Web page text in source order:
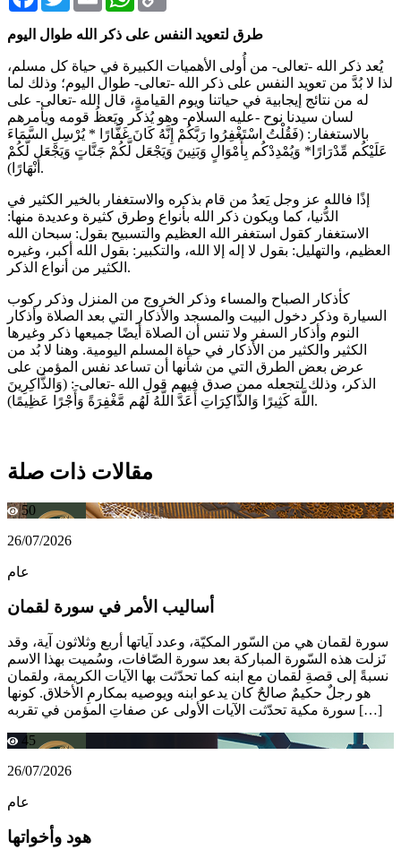
طرق لتعويد النفس على ذكر الله طوال اليوم
يُعد ذكر الله -تعالى- من أُولى الأهميات الكبيرة في حياة كل مسلم،
لذا لا بُدَّ من تعويد النفس على ذكر الله -تعالى- طوال اليوم؛ وذلك لما
له من نتائج إيجابية في حياتنا ويوم القيامة، قال الله -تعالى- على
لسان سيدنا نوح -عليه السلام- وهو يُذكِّر ويَعظُ قومه ويأمرهم
بالاستغفار: (فَقُلْتُ اسْتَغْفِرُوا رَبَّكُمْ إِنَّهُ كَانَ غَفَّارًا * يُرْسِلِ السَّمَاءَ
عَلَيْكُم مِّدْرَارًا* وَيُمْدِدْكُم بِأَمْوَالٍ وَبَنِينَ وَيَجْعَل لَّكُمْ جَنَّاتٍ وَيَجْعَل لَّكُمْ
أَنْهَارًا).
إذًا فالله عز وجل يَعدُ من قام بذكره والاستغفار بالخير الكثير في
الدُّنيا، كما ويكون ذكر الله بأنواع وطرق كثيرة وعديدة منها:
الاستغفار كقول استغفر الله العظيم والتسبيح بقول: سبحان الله
العظيم، والتهليل: بقول لا إله إلا الله، والتكبير: بقول الله أكبر، وغيره
الكثير من أنواع الذكر.
كأذكار الصباح والمساء وذكر الخروج من المنزل وذكر ركوب
السيارة وذكر دخول البيت والمسجد والأذكار التي بعد الصلاة وأذكار
النوم وأذكار السفر ولا تنس أن الصلاة أيضًا جميعها ذكر وغيرها
الكثير والكثير من الأذكار في حياة المسلم اليومية. وهنا لا بُد من
عرض بعض الطرق التي من شأنها أن تساعد نفس المؤمن على
الذكر، وذلك لتجعله ممن صدق فيهم قول الله -تعالى-: (وَالذَّاكِرِينَ
اللَّهَ كَثِيرًا وَالذَّاكِرَاتِ أَعَدَّ اللَّهُ لَهُم مَّغْفِرَةً وَأَجْرًا عَظِيمًا).
مقالات ذات صلة
50
26/07/2026
عام
أساليب الأمر في سورة لقمان
سورة لقمان هي من السّور المكيّة، وعدد آياتها أربع وثلاثون آية، وقد
نَزلت هذه السّورة المباركة بعد سورة الصّافات، وسُميت بهذا الاسم
نسبةً إلى قصةِ لُقمان مع ابنه كما تحدّثت بها الآيات الكريمة، ولقمان
هو رجلٌ حكيمٌ صالحٌ كان يدعو ابنه ويوصيه بمكارمِ الأخلاق. كونها
سورة مكية تحدّثت الآيات الأولى عن صفاتِ المؤمن في تقربه […]
45
26/07/2026
عام
هود وأخواتها